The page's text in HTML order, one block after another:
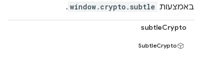
באמצעות window.crypto.subtle
.
subtleCrypto
SubtleCrypto